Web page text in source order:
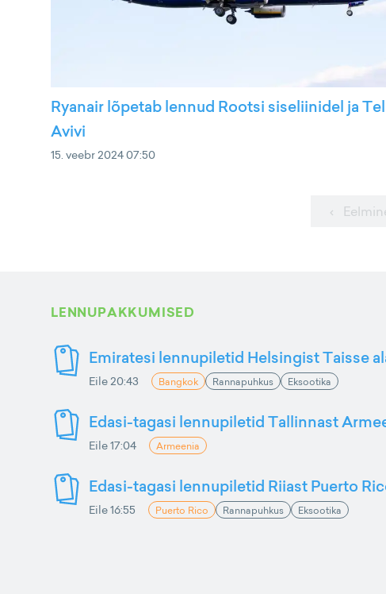
Ryanair lõpetab lennud Rootsi siseliinidel ja Tel
Avivi
15. veebr 2024 07:50
‹
LENNUPAKKUMISED
Emiratesi lennupiletid Helsingist Taisse
Eile 20:43 Bangkok Rannapuhkus Eksootika
Edasi-tagasi lennupiletid Tallinnast
Eile 17:04 Armeenia
Edasi-tagasi lennupiletid Riiast Puerto
Eile 16:55 Puerto Rico Rannapuhkus Eksootika